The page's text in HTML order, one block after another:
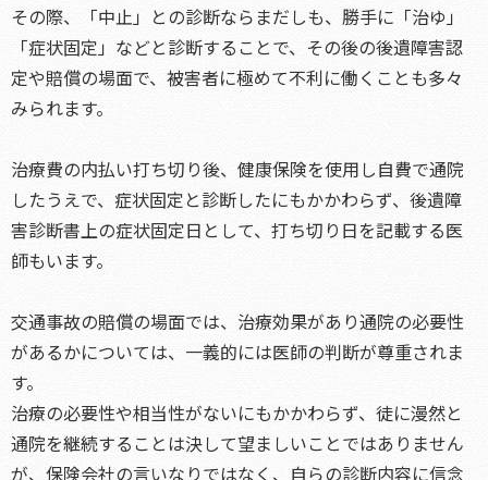
その際、「中止」との診断ならまだしも、勝手に「治ゆ」
「症状固定」などと診断することで、その後の後遺障害認
定や賠償の場面で、被害者に極めて不利に働くことも多々
みられます。
治療費の内払い打ち切り後、健康保険を使用し自費で通院
したうえで、症状固定と診断したにもかかわらず、後遺障
害診断書上の症状固定日として、打ち切り日を記載する医
師もいます。
交通事故の賠償の場面では、治療効果があり通院の必要性
があるかについては、一義的には医師の判断が尊重されま
す。
治療の必要性や相当性がないにもかかわらず、徒に漫然と
通院を継続することは決して望ましいことではありません
が、保険会社の言いなりではなく、自らの診断内容に信念